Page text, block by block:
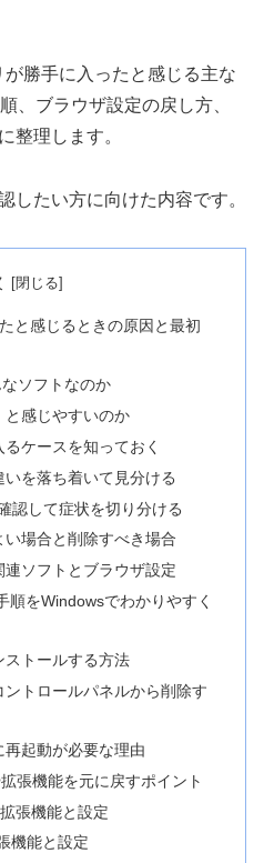
勝手に入ったと感じる主な
、ブラウザ設定の戻し方、
整理します。
したい方に向けた内容です。
と感じるときの原因と最初
ソフトなのか
と感じやすいのか
ケースを知っておく
を落ち着いて見分ける
認して症状を切り分ける
場合と削除すべき場合
ソフトとブラウザ設定
順をWindowsでわかりやすく
トールする方法
ントロールパネルから削除す
起動が必要な理由
張機能を元に戻すポイント
張機能と設定
機能と設定